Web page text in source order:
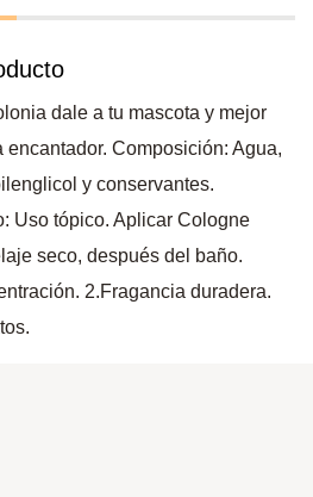
dale a tu mascota y mejor
Composición: Agua,
y conservantes.
Uso tópico. Aplicar Cologne
seco, después del baño.
2.Fragancia duradera.